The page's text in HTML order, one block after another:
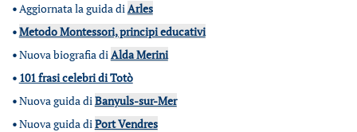
•Aggiornata la guida diArles
•Metodo Montessori, principi educativi
•Nuova biografia diAlda Merini
• 101 frasi celebri di Totò
•Nuova guida diBanyuls-sur-Mer
•Nuova guida diPort Vendres